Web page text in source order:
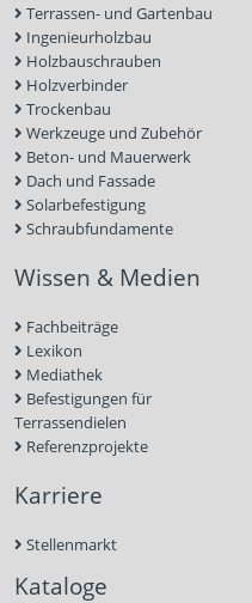
Terrassen- und Gartenbau
Ingenieurholzbau
Holzbauschrauben
Holzverbinder
Trockenbau
Werkzeuge und Zubehör
Beton- und Mauerwerk
Dach und Fassade
Solarbefestigung
Schraubfundamente
Wissen & Medien
Fachbeiträge
Lexikon
Mediathek
Befestigungen für
Terrassendielen
Referenzprojekte
Karriere
Stellenmarkt
Kataloge